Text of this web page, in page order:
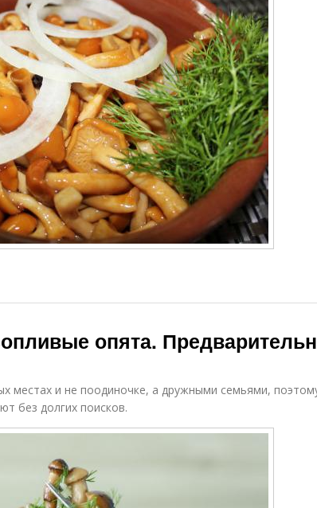
опята.
местах и не поодиночке, а дружными семьями,
без долгих поисков.